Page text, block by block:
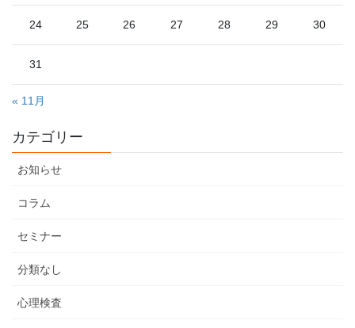
24 25 26 27 28 29 30
31
« 11月
カテゴリー
お知らせ
コラム
セミナー
分類なし
心理検査